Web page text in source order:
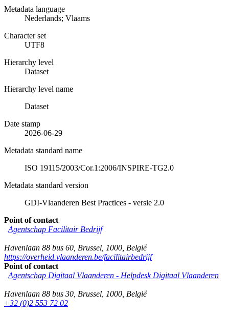
Metadata language
Nederlands; Vlaams
Character set
UTF8
Hierarchy level
Dataset
Hierarchy level name
Dataset
Date stamp
2026-06-29
Metadata standard name
ISO 19115/2003/Cor.1:2006/INSPIRE-TG2.0
Metadata standard version
GDI-Vlaanderen Best Practices - versie 2.0
Point of contact
Agentschap Facilitair Bedrijf
Havenlaan 88 bus 60 Brussel 1000 België
https://overheid.vlaanderen.be/facilitairbedrijf
Point of contact
Agentschap Digitaal Vlaanderen - Helpdesk Digitaal Vlaanderen
Havenlaan 88 bus 30 Brussel 1000 België
+32 (0)2 553 72 02